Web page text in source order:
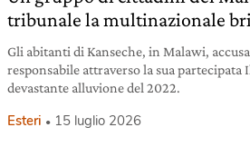
tribunale la multinazionale
Gli abitanti di Kanseche, in Malawi,
responsabile attraverso la sua partecipata
devastante alluvione del 2022.
Esteri 15 luglio 2026